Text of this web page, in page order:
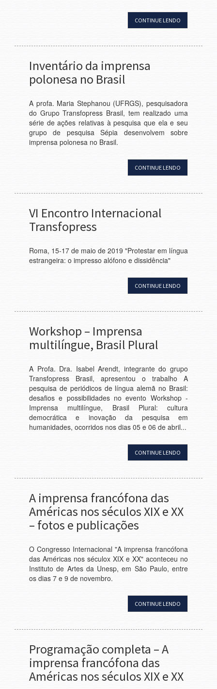
CONTINUE LENDO
Inventário da imprensa
polonesa no Brasil
A profa. Maria Stephanou (UFRGS), pesquisadora
do Grupo Transfopress Brasil, tem realizado uma
série de ações relativas à pesquisa que ela e seu
grupo de pesquisa Sépia desenvolvem sobre
imprensa polonesa no Brasil.
CONTINUE LENDO
VI Encontro Internacional
Transfopress
Roma, 15-17 de maio de 2019 "Protestar em língua
estrangeira: o impresso alófono e dissidência"
CONTINUE LENDO
Workshop – Imprensa
multilíngue, Brasil Plural
A Profa. Dra. Isabel Arendt, integrante do grupo
Transfopress Brasil, apresentou o trabalho A
pesquisa de periódicos de língua alemã no Brasil:
desafios e possibilidades no evento Workshop -
Imprensa multilíngue, Brasil Plural: cultura
democrática e inovação da pesquisa em
humanidades, ocorridos nos dias 05 e 06 de abril...
CONTINUE LENDO
A imprensa francófona das
Américas nos séculos XIX e XX
– fotos e publicações
O Congresso Internacional "A imprensa francófona
das Américas nos séculox XIX e XX" aconteceu no
Instituto de Artes da Unesp, em São Paulo, entre
os dias 7 e 9 de novembro.
CONTINUE LENDO
Programação completa – A
imprensa francófona das
Américas nos séculos XIX e XX